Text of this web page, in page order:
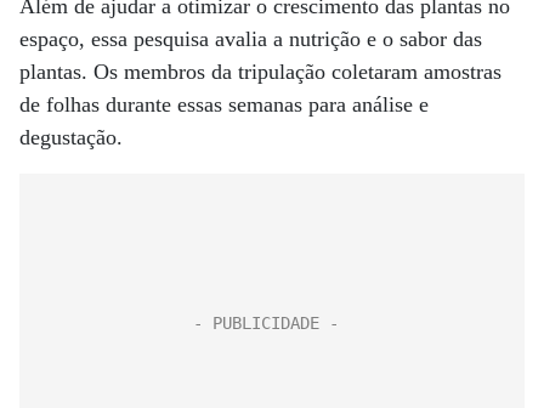
Além de ajudar a otimizar o crescimento das plantas no
espaço, essa pesquisa avalia a nutrição e o sabor das
plantas. Os membros da tripulação coletaram amostras
de folhas durante essas semanas para análise e
degustação.